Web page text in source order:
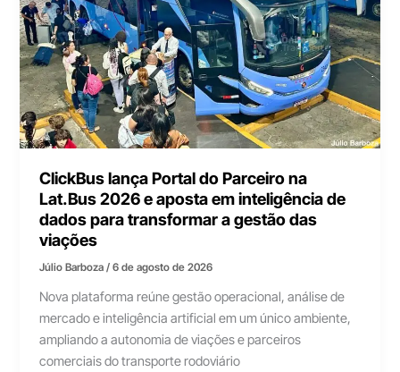
ClickBus lança Portal do Parceiro na
Lat.Bus 2026 e aposta em inteligência de
dados para transformar a gestão das
viações
Júlio Barboza/6 de agosto de 2026
Nova plataforma reúne gestão operacional, análise de
mercado e inteligência artificial em um único ambiente,
ampliando a autonomia de viações e parceiros
comerciais do transporte rodoviário